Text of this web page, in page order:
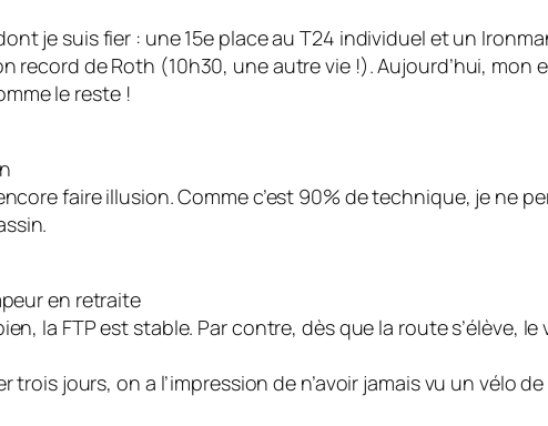
je suis fier : une 15e place au T24 individuel et un
record de Roth (10h30, une autre vie !). Aujourd’hui,
le reste !
faire illusion. Comme c’est 90% de technique, je ne
en retraite
la FTP est stable. Par contre, dès que la route s’élève,
trois jours, on a l’impression de n’avoir jamais vu un vélo